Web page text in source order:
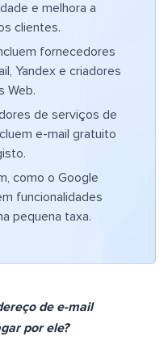
e melhora a
clientes.
fornecedores
Yandex e criadores
Web.
de serviços de
e-mail gratuito
como o Google
funcionalidades
pequena taxa.
de e-mail
por ele?